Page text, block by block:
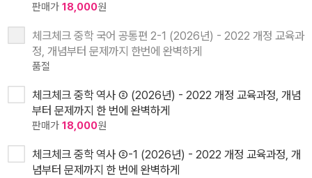
판매가 18,000원
체크체크 중학 국어 공통편 2-1 (2026년) - 2022 개정 교육과
정, 개념부터 문제까지 한번에 완벽하게
품절
체크체크 중학 역사 ② (2026년) - 2022 개정 교육과정, 개념
부터 문제까지 한 번에 완벽하게
판매가 18,000원
체크체크 중학 역사 ②-1 (2026년) - 2022 개정 교육과정, 개
념부터 문제까지 한 번에 완벽하게